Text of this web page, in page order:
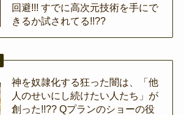
回避!!! すでに高次元技術を手にで
きるか試されてる!!??
神を奴隷化する狂った闇は、「他
人のせいにし続けたい人たち」が
創った!!?? Qプランのショーの役